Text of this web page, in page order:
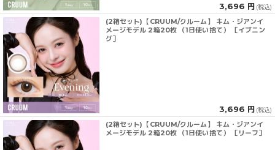
3,696 円 (税込)
(2箱セット)【CRUUM/クルーム】 キム・ジアンイ
メージモデル 2箱20枚 （1日使い捨て） ［イブニン
グ］
3,696 円 (税込)
(2箱セット)【CRUUM/クルーム】 キム・ジアンイ
メージモデル 2箱20枚 （1日使い捨て） ［リーフ］